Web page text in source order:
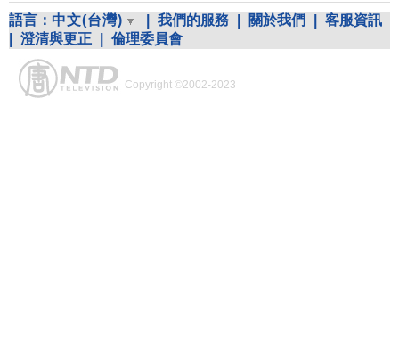
語言： 中文(台灣) 我們的服務 關於我們
客服資訊
澄清與更正 倫理委員會
Copyright ©2002-2023